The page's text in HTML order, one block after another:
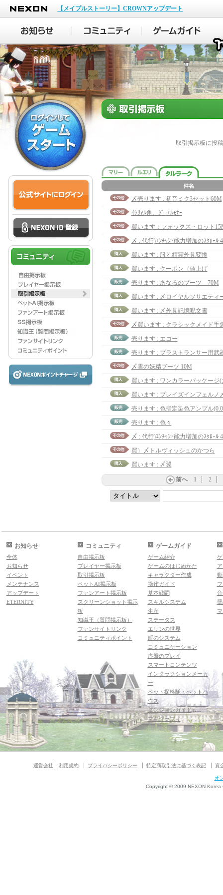
NEXON
【メイプルストーリー】CROWNアップデート
取引掲示板に投
〆売ります : 初音ミク3セット60M
ｲｼﾘｱﾙ角、ｼﾞｭｴﾙﾓﾅｰ
買います：フォックス・ロット
〆 : 代行)ｴﾝﾁｬﾝﾄ能力増加のｽｸﾛｰﾙ
買います : 服と精霊外見変換
買います : クーポン（値上げ
売ります : あなるのブーツ 70M
買います : 〆外見記憶呪文書
売ります : エコー
〆雪の妖精ブーツ 10M
買います : ワンカラーパッケージ
買います : ブレイズインフェルノ
売ります : 色指定染色アンプル
売ります : 色々
〆 : 代行)ｴﾝﾁｬﾝﾄ能力増加のｽｸﾛｰﾙ
買）〆トルヴィッシュのかつら
買います : 〆翼
前へ 1 2
お知らせ
全体
お知らせ
イベント
メンテナンス
アップデート
ETERNITY
コミュニティ
自由掲示板
プレイヤー掲示板
取引掲示板
ペットAI掲示板
ファンアート掲示板
スクリーンショット掲示
板
知識王（質問掲示板）
ファンサイトリンク
コミュニティポイント
ゲームガイド
ゲーム紹介
ゲームのはじめかた
キャラクター作成
操作ガイド
基本戦闘
スキルシステム
生産
ステータス
エリンの世界
町のシステム
コミュニケーション
序盤のプレイ
スマートコンテンツ
インタラクションメーカ
ー
ペット探検隊・ペットハ
ウス
ダンジョンガイド
マギグラフィ
運営会社 利用規約 プライバシーポリシー 特定商取引法に基づく表記 資
オ
Copyright © 2009 NEXON Korea